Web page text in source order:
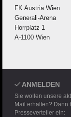
FK Austria Wien
Generali-Arena
Horrplatz 1
A-1100 Wien
ANMELDEN
Sie wollen unsere
Mail erhalten? Dann
Presseverteiler ein: